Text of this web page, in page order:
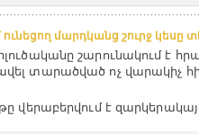
մարդկանց շուրջ կեսը
շարունակում է
տարածված ոչ վարակիչ
վերաբերվում է